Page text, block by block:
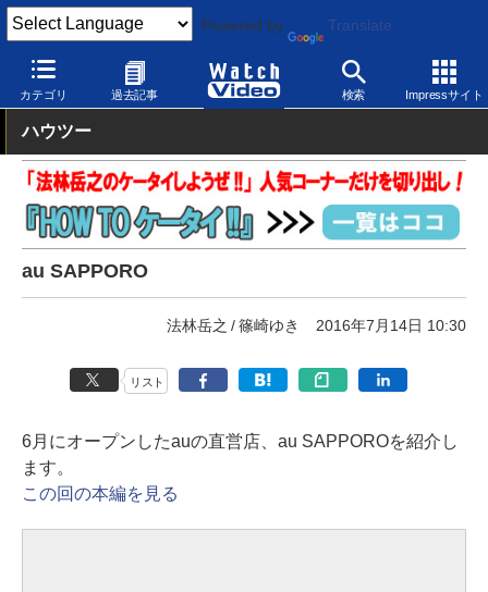
Powered by Translate
カテゴリ 過去記事 検索 Impressサイト
Watch Video 発表会
ハウツー
au SAPPORO
法林岳之 篠崎ゆき 2016年7月14日 10:30
リスト
6月にオープンしたauの直営店、au SAPPOROを紹介し
ます。
この回の本編を見る